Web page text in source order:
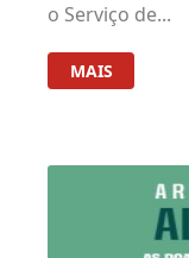
o Serviço de...
MAIS